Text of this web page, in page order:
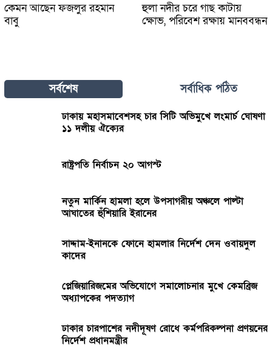
কেমন আছেন ফজলুর রহমান
বাবু
হুলা নদীর চরে গাছ কাটায়
ক্ষোভ, পরিবেশ রক্ষায় মানববন্ধন
সর্বশেষ সর্বাধিক পঠিত
ঢাকায় মহাসমাবেশসহ চার সিটি অভিমুখে লংমার্চ ঘোষণা
১১ দলীয় ঐক্যের
রাষ্ট্রপতি নির্বাচন ২০ আগস্ট
নতুন মার্কিন হামলা হলে উপসাগরীয় অঞ্চলে পাল্টা
আঘাতের হুঁশিয়ারি ইরানের
সাদ্দাম-ইনানকে ফোনে হামলার নির্দেশ দেন ওবায়দুল
কাদের
প্লেজিয়ারিজমের অভিযোগে সমালোচনার মুখে কেমব্রিজ
অধ্যাপকের পদত্যাগ
ঢাকার চারপাশের নদীদূষণ রোধে কর্মপরিকল্পনা প্রণয়নের
নির্দেশ প্রধানমন্ত্রীর